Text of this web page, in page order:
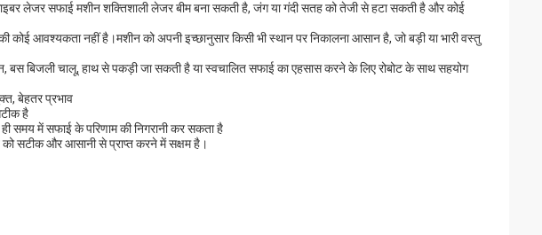
लेजर सफाई मशीन शक्तिशाली लेजर बीम बना सकती है, जंग या गंदी सतह को तेजी से हटा सकती है और कोई
आवश्यकता नहीं है।मशीन को अपनी इच्छानुसार किसी भी स्थान पर निकालना आसान है, जो बड़ी या भारी वस्तु
बस बिजली चालू, हाथ से पकड़ी जा सकती है या स्वचालित सफाई का एहसास करने के लिए रोबोट के साथ सहयोग
बेहतर प्रभाव
है
समय में सफाई के परिणाम की निगरानी कर सकता है
को सटीक और आसानी से प्राप्त करने में सक्षम है।